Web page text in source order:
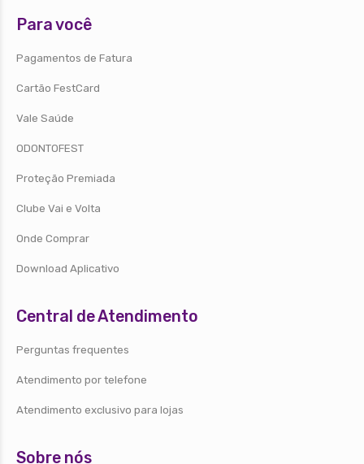
Para você
Pagamentos de Fatura
Cartão FestCard
Vale Saúde
ODONTOFEST
Proteção Premiada
Clube Vai e Volta
Onde Comprar
Download Aplicativo
Central de Atendimento
Perguntas frequentes
Atendimento por telefone
Atendimento exclusivo para lojas
Sobre nós